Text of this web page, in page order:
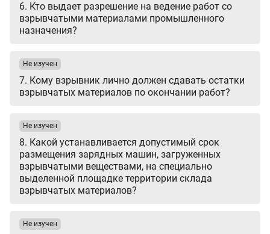
6. Кто выдает разрешение на ведение работ со
взрывчатыми материалами промышленного
назначения?
7. Кому взрывник лично должен сдавать остатки
взрывчатых материалов по окончании работ?
Не изучен
8. Какой устанавливается допустимый срок
размещения зарядных машин, загруженных
взрывчатыми веществами, на специально
выделенной площадке территории склада
взрывчатых материалов?
Не изучен
Не изучен